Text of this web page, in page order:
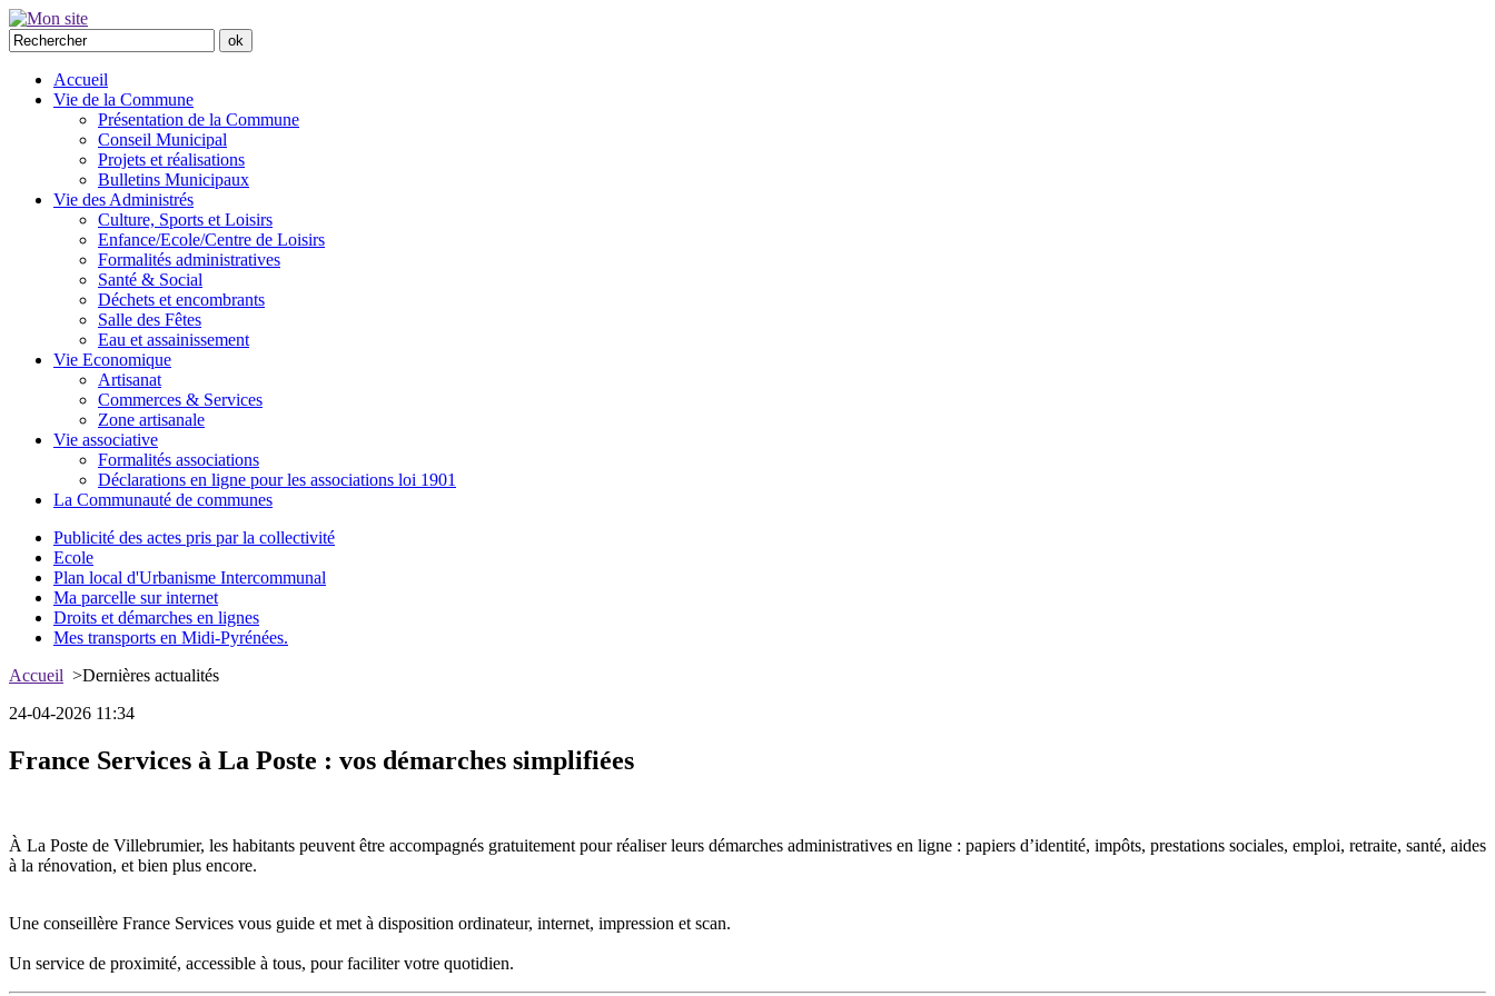
Accueil
Vie de la Commune
Présentation de la Commune
Conseil Municipal
Projets et réalisations
Bulletins Municipaux
Vie des Administrés
Culture, Sports et Loisirs
Enfance/Ecole/Centre de Loisirs
Formalités administratives
Santé & Social
Déchets et encombrants
Salle des Fêtes
Eau et assainissement
Vie Economique
Artisanat
Commerces & Services
Zone artisanale
Vie associative
Formalités associations
Déclarations en ligne pour les associations loi 1901
La Communauté de communes
Publicité des actes pris par la collectivité
Ecole
Plan local d'Urbanisme Intercommunal
Ma parcelle sur internet
Droits et démarches en lignes
Mes transports en Midi-Pyrénées.
Accueil >Dernières actualités
24-04-2026 11:34
France Services à La Poste : vos démarches simplifiées
À La Poste de Villebrumier, les habitants peuvent être accompagnés gratuitement pour réaliser leurs démarches administratives en ligne : papiers d’identité, impôts, prestations sociales, emploi, retraite, santé, aides
à la rénovation, et bien plus encore.
Une conseillère France Services vous guide et met à disposition ordinateur, internet, impression et scan.
Un service de proximité, accessible à tous, pour faciliter votre quotidien.